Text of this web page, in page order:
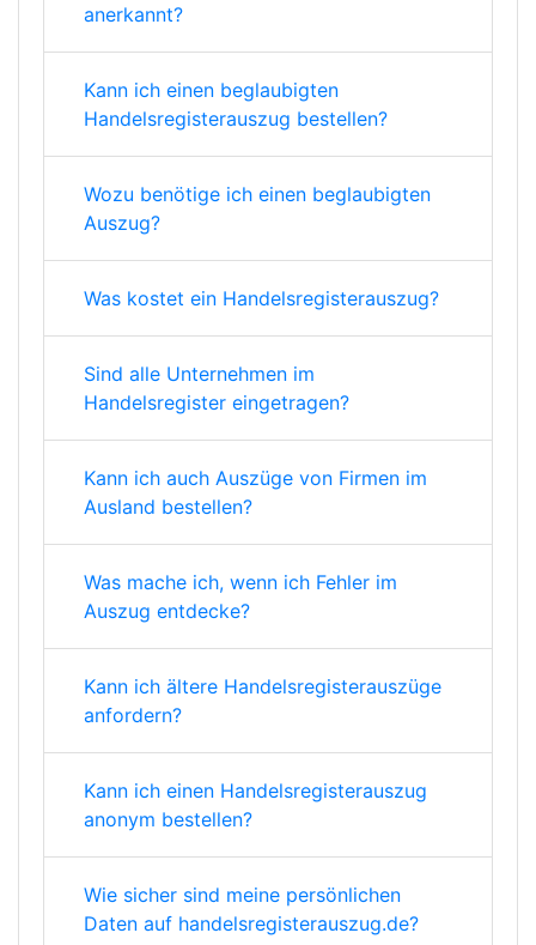
anerkannt?
Kann ich einen beglaubigten
Handelsregisterauszug bestellen?
Wozu benötige ich einen beglaubigten
Auszug?
Was kostet ein Handelsregisterauszug?
Sind alle Unternehmen im
Handelsregister eingetragen?
Kann ich auch Auszüge von Firmen im
Ausland bestellen?
Was mache ich, wenn ich Fehler im
Auszug entdecke?
Kann ich ältere Handelsregisterauszüge
anfordern?
Kann ich einen Handelsregisterauszug
anonym bestellen?
Wie sicher sind meine persönlichen
Daten auf handelsregisterauszug.de?